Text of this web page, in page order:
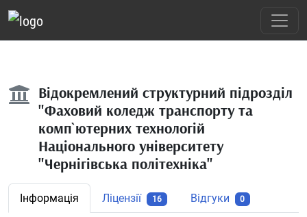
Відокремлений структурний підрозділ
"Фаховий коледж транспорту та
комп`ютерних технологій
Національного університету
"Чернігівська політехніка"
Інформація Ліцензії 16 Відгуки 0